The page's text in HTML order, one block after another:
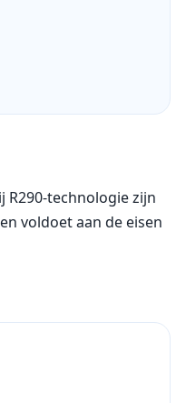
technologie zijn
voldoet aan de eisen